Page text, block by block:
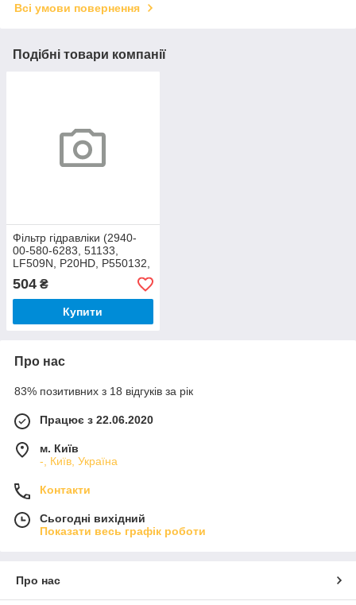
Всі умови повернення
Подібні товари компанії
Фільтр гідравліки (2940-
00-580-6283, 51133,
LF509N, P20HD, P550132,
P550951) M113 (OnFil)
504 ₴
Купити
Про нас
83% позитивних з 18 відгуків за рік
Працює з 22.06.2020
м. Київ
-, Київ, Україна
Контакти
Сьогодні вихідний
Показати весь графік роботи
Про нас